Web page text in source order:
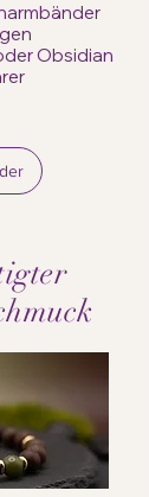
Obsidian